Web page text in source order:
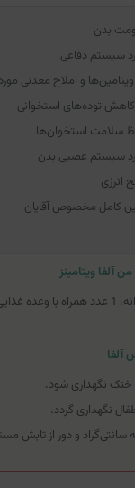
بدن
سیستم دفاعی
و املاح معدنی
کاهش توده‌های استخوانی
سلامت استخوان‌ها
سیستم عصبی بدن
انرژی
کامل مخصوص آقایان
آلفا ویتامینز
گردد.
آلفا
نگهداری شود.
نگهداری گردد.